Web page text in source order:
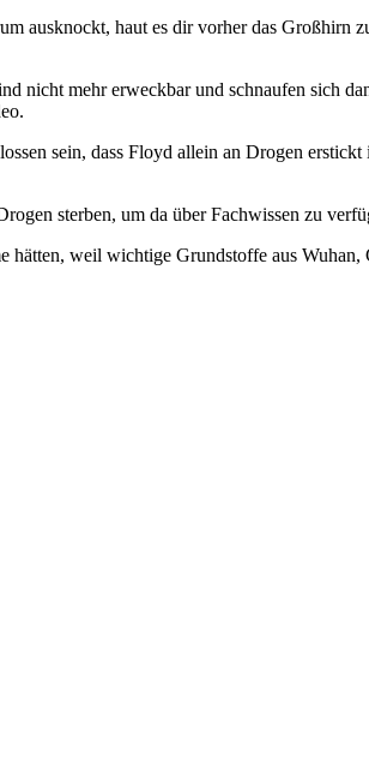
ausknockt, haut es dir vorher das Großhirn
nicht mehr erweckbar und schnaufen sich
sein, dass Floyd allein an Drogen
sterben, um da über Fachwissen zu
hätten, weil wichtige Grundstoffe aus Wuhan,